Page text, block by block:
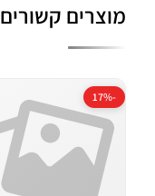
מוצרים קשורים
-17%